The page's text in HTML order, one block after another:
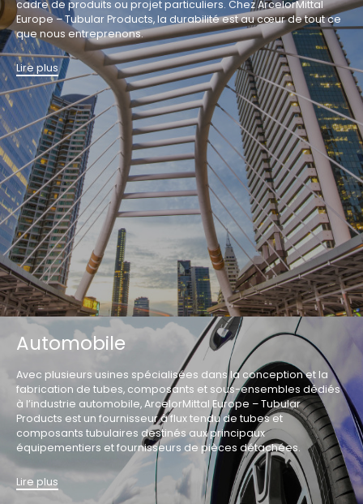
cadre de produits ou projet particuliers. Chez ArcelorMittal
Europe – Tubular Products, la durabilité est au cœur de tout ce
que nous entreprenons.
Lire plus
Automobile
Avec plusieurs usines spécialisées dans la conception et la
fabrication de tubes, composants et sous-ensembles dédiés
à l’industrie automobile, ArcelorMittal Europe – Tubular
Products est un fournisseur à flux tendu de tubes et
composants tubulaires destinés aux principaux
équipementiers et fournisseurs de pièces détachées.
Lire plus